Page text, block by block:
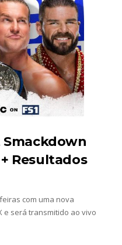
+ Resultados
com uma nova
e será transmitido ao vivo